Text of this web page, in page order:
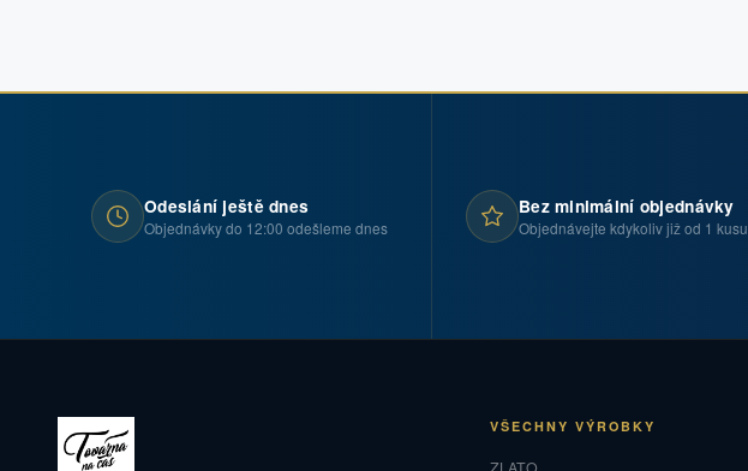
Odeslání ještě dnes
Objednávky do 12:00 odešleme dnes
Bez minimální objednávky
Objednávejte kdykoliv již od 1 kusu
VŠECHNY VÝROBKY